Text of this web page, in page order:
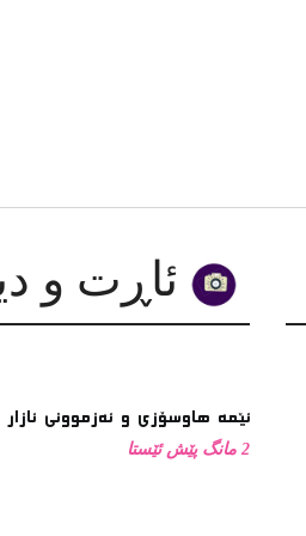
ئێمە هاوسۆزی و ئەزموونی
2 مانگ پێش ئێستا